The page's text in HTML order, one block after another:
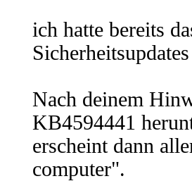
ich hatte bereits
Nach deinem
KB4594441
erscheint dann
computer".